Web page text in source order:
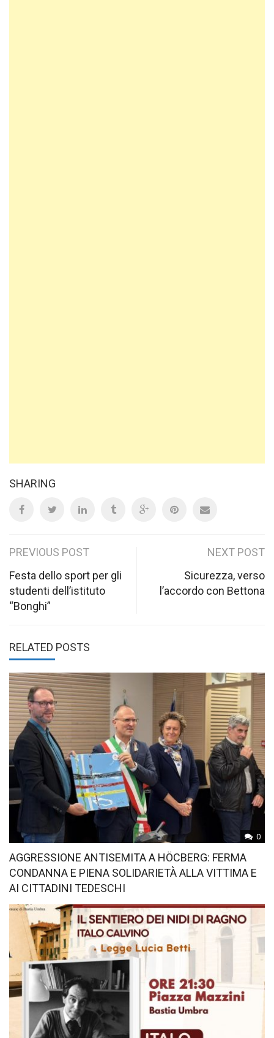
SHARING
Post
navigation
PREVIOUS POST
Festa dello sport per gli
studenti dell’istituto
“Bonghi”
NEXT POST
Sicurezza, verso
l’accordo con Bettona
RELATED POSTS
0
AGGRESSIONE ANTISEMITA A HÖCBERG: FERMA
CONDANNA E PIENA SOLIDARIETÀ ALLA VITTIMA E
AI CITTADINI TEDESCHI